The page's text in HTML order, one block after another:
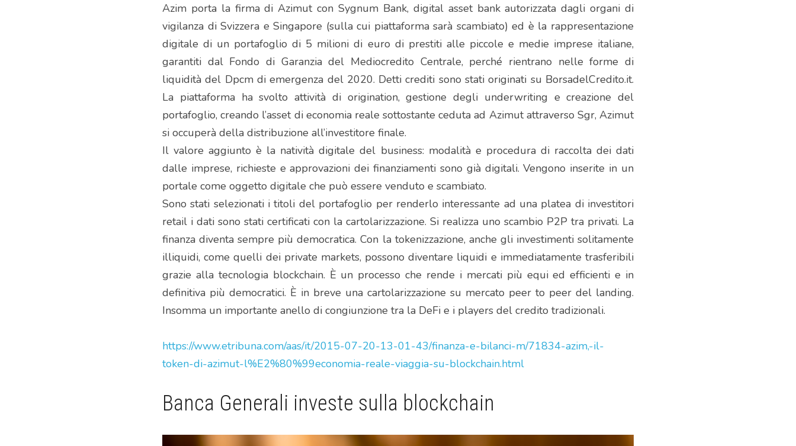
Azim porta la firma di Azimut con Sygnum Bank, digital asset bank autorizzata dagli organi di
vigilanza di Svizzera e Singapore (sulla cui piattaforma sarà scambiato) ed è la rappresentazione
digitale di un portafoglio di 5 milioni di euro di prestiti alle piccole e medie imprese italiane,
garantiti dal Fondo di Garanzia del Mediocredito Centrale, perché rientrano nelle forme di
liquidità del Dpcm di emergenza del 2020. Detti crediti sono stati originati su BorsadelCredito.it.
La piattaforma ha svolto attività di origination, gestione degli underwriting e creazione del
portafoglio, creando l’asset di economia reale sottostante ceduta ad Azimut attraverso Sgr, Azimut
si occuperà della distribuzione all’investitore finale.
Il valore aggiunto è la natività digitale del business: modalità e procedura di raccolta dei dati
dalle imprese, richieste e approvazioni dei finanziamenti sono già digitali. Vengono inserite in un
portale come oggetto digitale che può essere venduto e scambiato.
Sono stati selezionati i titoli del portafoglio per renderlo interessante ad una platea di investitori
retail i dati sono stati certificati con la cartolarizzazione. Si realizza uno scambio P2P tra privati. La
finanza diventa sempre più democratica. Con la tokenizzazione, anche gli investimenti solitamente
illiquidi, come quelli dei private markets, possono diventare liquidi e immediatamente trasferibili
grazie alla tecnologia blockchain. È un processo che rende i mercati più equi ed efficienti e in
definitiva più democratici. È in breve una cartolarizzazione su mercato peer to peer del landing.
Insomma un importante anello di congiunzione tra la DeFi e i players del credito tradizionali.
https://www.etribuna.com/aas/it/2015-07-20-13-01-43/finanza-e-bilanci-m/71834-azim,-il-
token-di-azimut-l%E2%80%99economia-reale-viaggia-su-blockchain.html
Banca Generali investe sulla blockchain